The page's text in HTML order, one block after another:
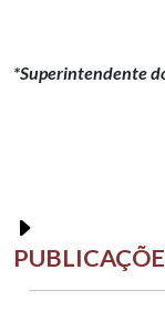
*Superintendente